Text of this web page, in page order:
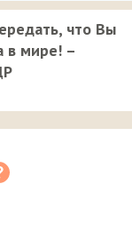
что Вы
в мире! –